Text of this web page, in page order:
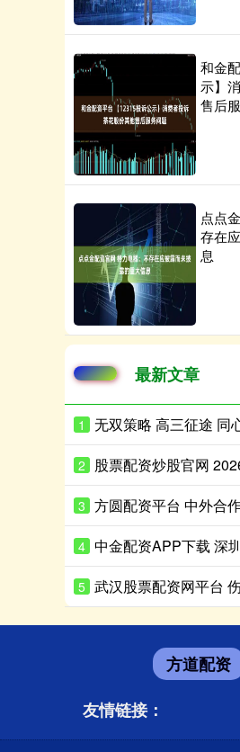
和金
示】
售后
点点
存在
息
最新文章
1
2
3
4
5
方道配资
友情链接：